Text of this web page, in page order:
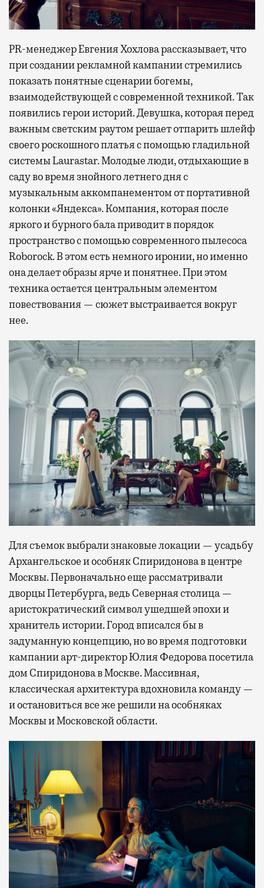
PR-менеджер Евгения Хохлова рассказывает, что
при создании рекламной кампании стремились
показать понятные сценарии богемы,
взаимодействующей с современной техникой. Так
появились герои историй. Девушка, которая перед
важным светским раутом решает отпарить шлейф
своего роскошного платья с помощью гладильной
системы Laurastar. Молодые люди, отдыхающие в
саду во время знойного летнего дня с
музыкальным аккомпанементом от портативной
колонки «Яндекса». Компания, которая после
яркого и бурного бала приводит в порядок
пространство с помощью современного пылесоса
Roborock. В этом есть немного иронии, но именно
она делает образы ярче и понятнее. При этом
техника остается центральным элементом
повествования — сюжет выстраивается вокруг
нее.
Для съемок выбрали знаковые локации — усадьбу
Архангельское и особняк Спиридонова в центре
Москвы. Первоначально еще рассматривали
дворцы Петербурга, ведь Северная столица —
аристократический символ ушедшей эпохи и
хранитель истории. Город вписался бы в
задуманную концепцию, но во время подготовки
кампании арт-директор Юлия Федорова посетила
дом Спиридонова в Москве. Массивная,
классическая архитектура вдохновила команду —
и остановиться все же решили на особняках
Москвы и Московской области.